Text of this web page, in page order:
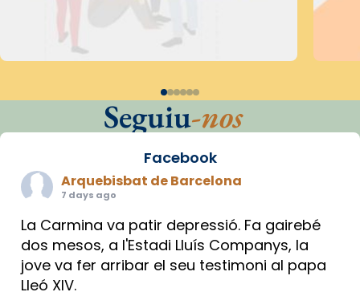
Seguiu-nos
Facebook
Arquebisbat de Barcelona
7 days ago
La Carmina va patir depressió. Fa gairebé
dos mesos, a l'Estadi Lluís Companys, la
jove va fer arribar el seu testimoni al papa
Lleó XIV.